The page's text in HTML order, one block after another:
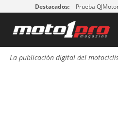
Destacados: Prueba
La publicación digital del